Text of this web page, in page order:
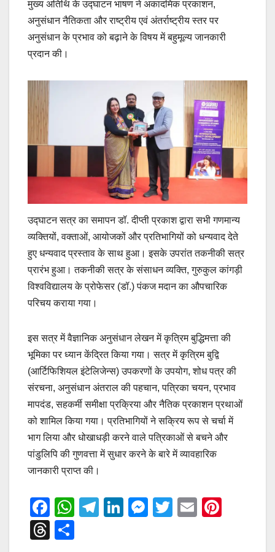
मुख्य अतिथि के उद्घाटन भाषण ने अकादमिक प्रकाशन,
अनुसंधान नैतिकता और राष्ट्रीय एवं अंतर्राष्ट्रीय स्तर पर
अनुसंधान के प्रभाव को बढ़ाने के विषय में बहुमूल्य जानकारी
प्रदान की।
उद्घाटन सत्र का समापन डॉ. दीप्ती प्रकाश द्वारा सभी गणमान्य
व्यक्तियों, वक्ताओं, आयोजकों और प्रतिभागियों को धन्यवाद देते
हुए धन्यवाद प्रस्ताव के साथ हुआ। इसके उपरांत तकनीकी सत्र
प्रारंभ हुआ। तकनीकी सत्र के संसाधन व्यक्ति, गुरुकुल कांगड़ी
विश्वविद्यालय के प्रोफेसर (डॉ.) पंकज मदान का औपचारिक
परिचय कराया गया।
इस सत्र में वैज्ञानिक अनुसंधान लेखन में कृत्रिम बुद्धिमत्ता की
भूमिका पर ध्यान केंद्रित किया गया। सत्र में कृत्रिम बुद्वि
(आर्टिफिशियल इंटेलिजेन्स) उपकरणों के उपयोग, शोध पत्र की
संरचना, अनुसंधान अंतराल की पहचान, पत्रिका चयन, प्रभाव
मापदंड, सहकर्मी समीक्षा प्रक्रिया और नैतिक प्रकाशन प्रथाओं
को शामिल किया गया। प्रतिभागियों ने सक्रिय रूप से चर्चा में
भाग लिया और धोखाधड़ी करने वाले पत्रिकाओं से बचने और
पांडुलिपि की गुणवत्ता में सुधार करने के बारे में व्यावहारिक
जानकारी प्राप्त की।
F
a
c
W
T
Li
M
T
E
T